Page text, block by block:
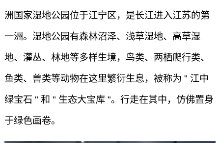
洲国家湿地公园位于江宁区，是长江进入江苏的第
一洲。湿地公园有森林沼泽、浅草湿地、高草湿
地、灌丛、林地等多样生境，鸟类、两栖爬行类、
鱼类、兽类等动物在这里繁衍生息，被称为 " 江中
绿宝石 " 和 " 生态大宝库 "。行走在其中，仿佛置身
于绿色画卷。